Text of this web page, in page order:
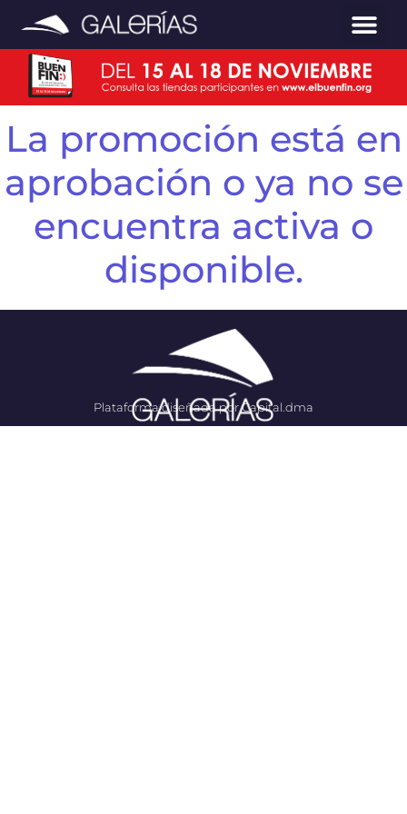
La promoción está en
aprobación o ya no se
encuentra activa o
disponible.
Plataforma diseñada por Capital.dma